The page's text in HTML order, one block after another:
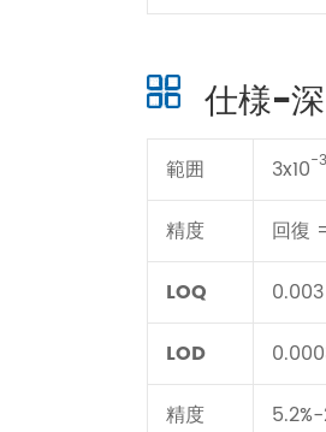
仕様-
範囲 3x10-3
精度
回復
LOQ
LOD
精度